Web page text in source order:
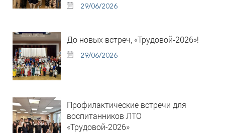
29/06/2026
До новых встреч, «Трудовой-2026»!
29/06/2026
Профилактические встречи для
воспитанников ЛТО
«Трудовой-2026»